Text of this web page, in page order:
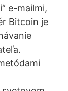
e-mailmi,
Bitcoin je